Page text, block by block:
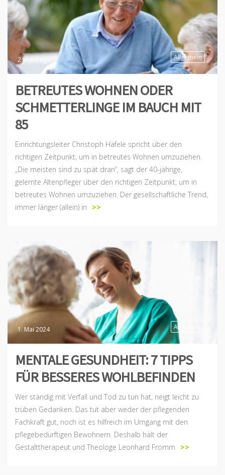
Allgemein
2 years ago
BETREUTES WOHNEN ODER
SCHMETTERLINGE IM BAUCH MIT
85
Einrichtungsleiter Christoph Häfele spricht über den
richtigen Zeitpunkt, um in betreutes Wohnen umzuziehen.
„Die meisten sind zu spät dran“, sagt der 40-jährige,
gelernte Altenpfleger über den richtigen Zeitpunkt, um in
betreutes Wohnen umzuziehen. Der gesellschaftliche Trend,
immer länger (allein) in
>>
Allgemein
1. Mai 2024
MENTALE GESUNDHEIT: 7 TIPPS
FÜR BESSERES WOHLBEFINDEN
Wer ständig mit Verfall und Tod zu tun hat, neigt leicht zu
trüben Gedanken. Das tut aber weder der pflegenden
Fachkraft gut, noch ist es hilfreich im Umgang mit den
pflegebedürftigen Bewohnern. Deshalb hält der
Gestalttherapeut und Theologe Leonhard Fromm
>>